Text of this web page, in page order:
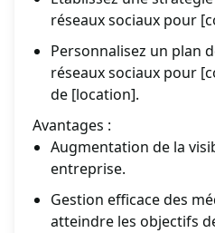
réseaux sociaux pour
Personnalisez un plan
réseaux sociaux pour
de [location].
Avantages :
Augmentation de la
entreprise.
Gestion efficace des
atteindre les objectifs